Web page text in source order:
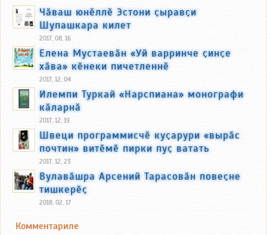
Чӑваш юнӗллӗ Эстони ҫыравҫи
Шупашкара килет
2017, 08, 16
Елена Мустаевӑн «Уй варринче ҫинҫе
хӑва» кӗнеки пичетленнӗ
2017, 12, 04
Илемпи Туркай «Нарспиана» монографи
кӑларнӑ
2017, 12, 19
Швеци программисчӗ куҫарури «вырӑс
почтин» витӗмӗ пирки пуҫ ватать
2017, 12, 23
Вулавӑшра Арсений Тарасовӑн повеҫне
тишкерӗҫ
2018, 02, 17
Комментариле